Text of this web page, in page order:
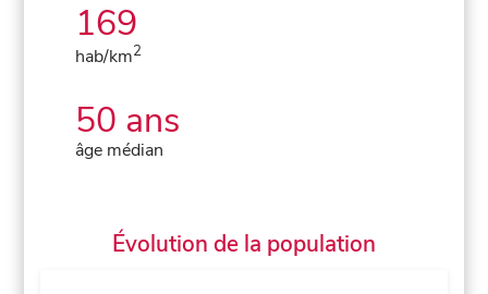
169
hab/km2
50 ans
âge médian
Évolution de la population